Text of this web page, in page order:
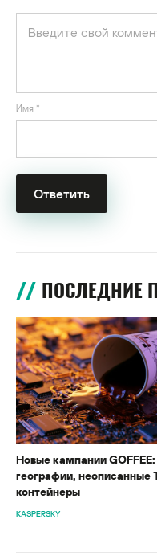
Имя *
ПОСЛЕДНИЕ
Новые кампании
географии, неописанные
контейнеры
KASPERSKY